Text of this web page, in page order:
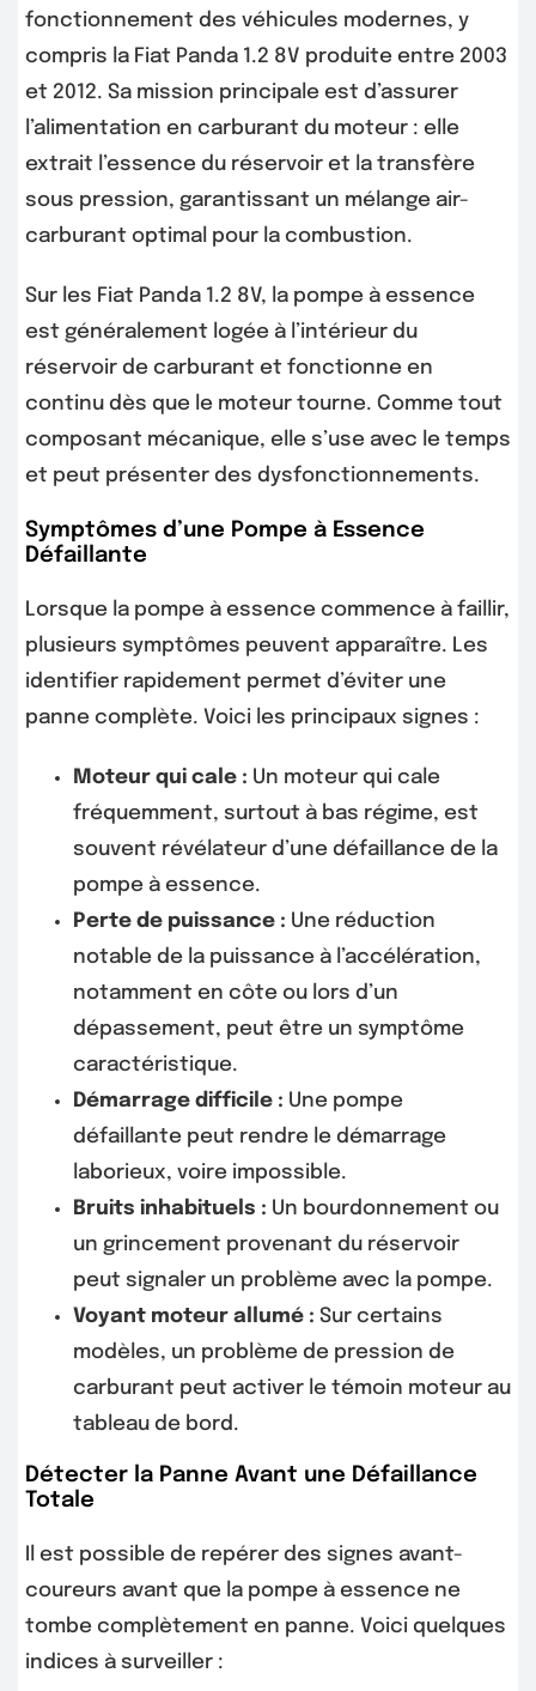
fonctionnement des véhicules modernes, y
compris la Fiat Panda 1.2 8V produite entre 2003
et 2012. Sa mission principale est d’assurer
l’alimentation en carburant du moteur : elle
extrait l’essence du réservoir et la transfère
sous pression, garantissant un mélange air-
carburant optimal pour la combustion.
Sur les Fiat Panda 1.2 8V, la pompe à essence
est généralement logée à l’intérieur du
réservoir de carburant et fonctionne en
continu dès que le moteur tourne. Comme tout
composant mécanique, elle s’use avec le temps
et peut présenter des dysfonctionnements.
Symptômes d’une Pompe à Essence
Défaillante
Lorsque la pompe à essence commence à faillir,
plusieurs symptômes peuvent apparaître. Les
identifier rapidement permet d’éviter une
panne complète. Voici les principaux signes :
Moteur qui cale : Un moteur qui cale
fréquemment, surtout à bas régime, est
souvent révélateur d’une défaillance de la
pompe à essence.
Perte de puissance : Une réduction
notable de la puissance à l’accélération,
notamment en côte ou lors d’un
dépassement, peut être un symptôme
caractéristique.
Démarrage difficile : Une pompe
défaillante peut rendre le démarrage
laborieux, voire impossible.
Bruits inhabituels : Un bourdonnement ou
un grincement provenant du réservoir
peut signaler un problème avec la pompe.
Voyant moteur allumé : Sur certains
modèles, un problème de pression de
carburant peut activer le témoin moteur au
tableau de bord.
Détecter la Panne Avant une Défaillance
Totale
Il est possible de repérer des signes avant-
coureurs avant que la pompe à essence ne
tombe complètement en panne. Voici quelques
indices à surveiller :